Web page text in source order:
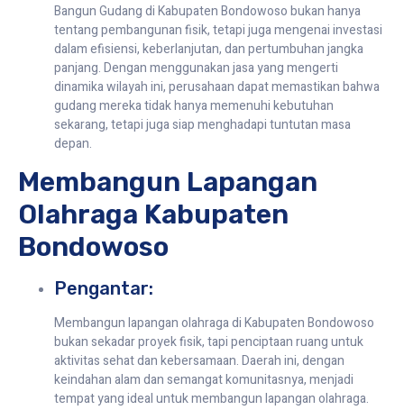
Bangun Gudang di Kabupaten Bondowoso bukan hanya
tentang pembangunan fisik, tetapi juga mengenai investasi
dalam efisiensi, keberlanjutan, dan pertumbuhan jangka
panjang. Dengan menggunakan jasa yang mengerti
dinamika wilayah ini, perusahaan dapat memastikan bahwa
gudang mereka tidak hanya memenuhi kebutuhan
sekarang, tetapi juga siap menghadapi tuntutan masa
depan.
Membangun Lapangan
Olahraga Kabupaten
Bondowoso
Pengantar:
Membangun lapangan olahraga di Kabupaten Bondowoso
bukan sekadar proyek fisik, tapi penciptaan ruang untuk
aktivitas sehat dan kebersamaan. Daerah ini, dengan
keindahan alam dan semangat komunitasnya, menjadi
tempat yang ideal untuk membangun lapangan olahraga.